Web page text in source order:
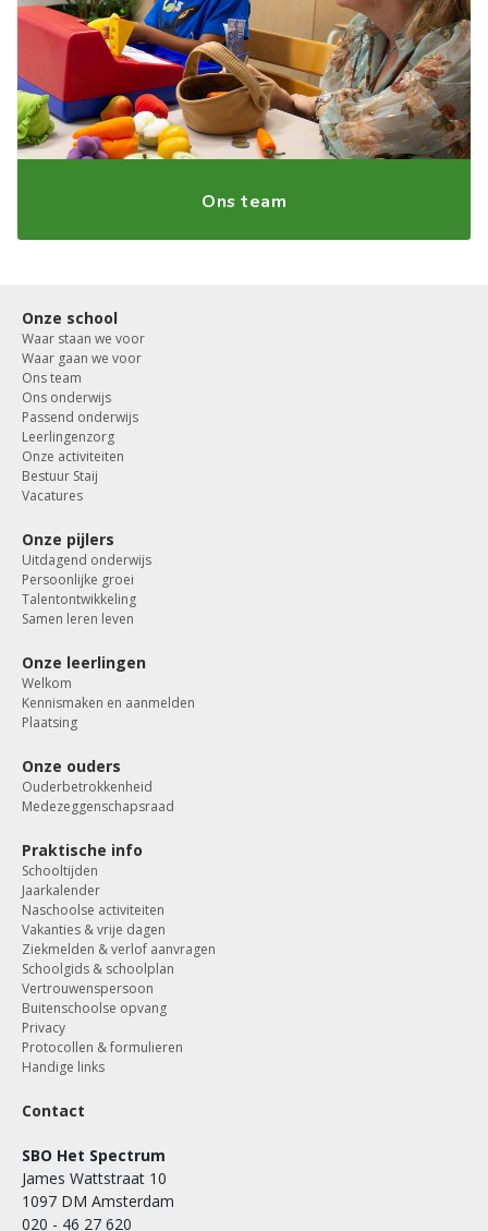
Ons team
Onze school
Waar staan we voor
Waar gaan we voor
Ons team
Ons onderwijs
Passend onderwijs
Leerlingenzorg
Onze activiteiten
Bestuur Staij
Vacatures
Onze pijlers
Uitdagend onderwijs
Persoonlijke groei
Talentontwikkeling
Samen leren leven
Onze leerlingen
Welkom
Kennismaken en aanmelden
Plaatsing
Onze ouders
Ouderbetrokkenheid
Medezeggenschapsraad
Praktische info
Schooltijden
Jaarkalender
Naschoolse activiteiten
Vakanties & vrije dagen
Ziekmelden & verlof aanvragen
Schoolgids & schoolplan
Vertrouwenspersoon
Buitenschoolse opvang
Privacy
Protocollen & formulieren
Handige links
Contact
SBO Het Spectrum
James Wattstraat 10
1097 DM Amsterdam
020 - 46 27 620